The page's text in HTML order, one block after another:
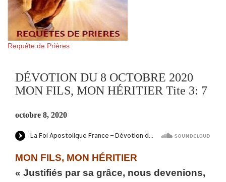
Requête de Prières
DÉVOTION DU 8 OCTOBRE 2020
MON FILS, MON HÉRITIER Tite 3: 7
octobre 8, 2020
MON FILS, MON HÉRITIER
« Justifiés par sa grâce, nous devenions,